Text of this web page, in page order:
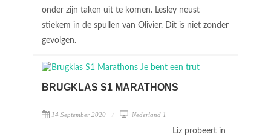
onder zijn taken uit te komen. Lesley neust
stiekem in de spullen van Olivier. Dit is niet zonder
gevolgen.
BRUGKLAS S1 MARATHONS
14 September 2020 Nederland 1
Liz probeert in